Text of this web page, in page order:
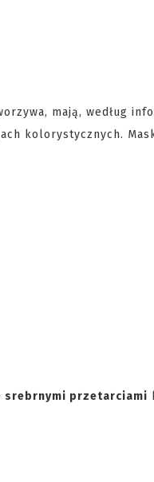
mają, według
kolorystycznych.
srebrnymi przetarciami